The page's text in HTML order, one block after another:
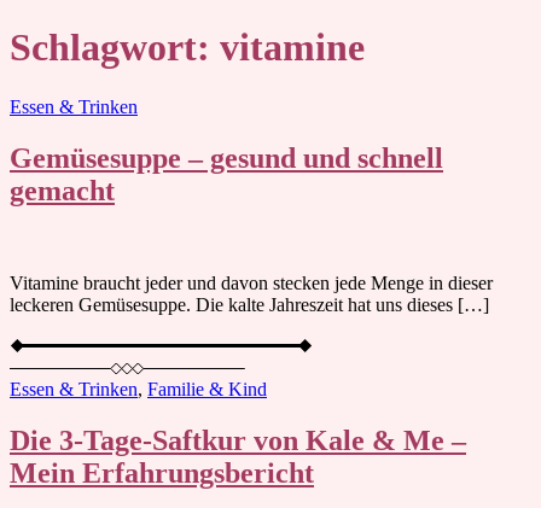
Schlagwort: vitamine
Blog
Essen & Trinken
Gemüsesuppe – gesund und schnell
gemacht
Vitamine braucht jeder und davon stecken jede Menge in dieser
leckeren Gemüsesuppe. Die kalte Jahreszeit hat uns dieses […]
Essen & Trinken, Familie & Kind
Die 3-Tage-Saftkur von Kale & Me –
Mein Erfahrungsbericht